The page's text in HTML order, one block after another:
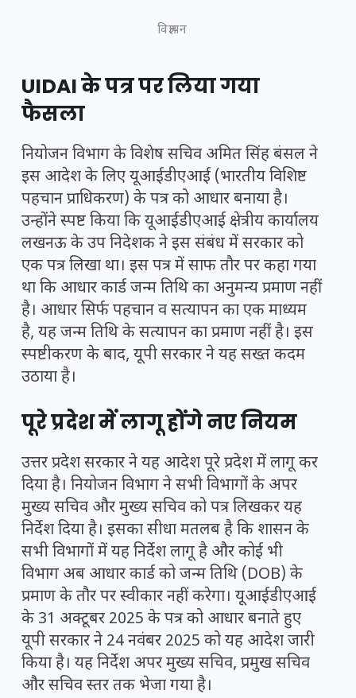
विज्ञापन
UIDAI के पत्र पर लिया गया
फैसला
नियोजन विभाग के विशेष सचिव अमित सिंह बंसल ने
इस आदेश के लिए यूआईडीएआई (भारतीय विशिष्ट
पहचान प्राधिकरण) के पत्र को आधार बनाया है।
उन्होंने स्पष्ट किया कि यूआईडीएआई क्षेत्रीय कार्यालय
लखनऊ के उप निदेशक ने इस संबंध में सरकार को
एक पत्र लिखा था। इस पत्र में साफ तौर पर कहा गया
था कि आधार कार्ड जन्म तिथि का अनुमन्य प्रमाण नहीं
है। आधार सिर्फ पहचान व सत्यापन का एक माध्यम
है, यह जन्म तिथि के सत्यापन का प्रमाण नहीं है। इस
स्पष्टीकरण के बाद, यूपी सरकार ने यह सख्त कदम
उठाया है।
पूरे प्रदेश में लागू होंगे नए नियम
उत्तर प्रदेश सरकार ने यह आदेश पूरे प्रदेश में लागू कर
दिया है। नियोजन विभाग ने सभी विभागों के अपर
मुख्य सचिव और मुख्य सचिव को पत्र लिखकर यह
निर्देश दिया है। इसका सीधा मतलब है कि शासन के
सभी विभागों में यह निर्देश लागू है और कोई भी
विभाग अब आधार कार्ड को जन्म तिथि (DOB) के
प्रमाण के तौर पर स्वीकार नहीं करेगा। यूआईडीएआई
के 31 अक्टूबर 2025 के पत्र को आधार बनाते हुए
यूपी सरकार ने 24 नवंबर 2025 को यह आदेश जारी
किया है। यह निर्देश अपर मुख्य सचिव, प्रमुख सचिव
और सचिव स्तर तक भेजा गया है।